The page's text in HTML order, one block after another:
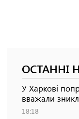
ОСТАННІ
У Харкові
вважали
18:18